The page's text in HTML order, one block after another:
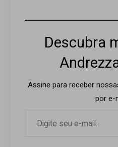
Descubra
Assine para receber
por e-